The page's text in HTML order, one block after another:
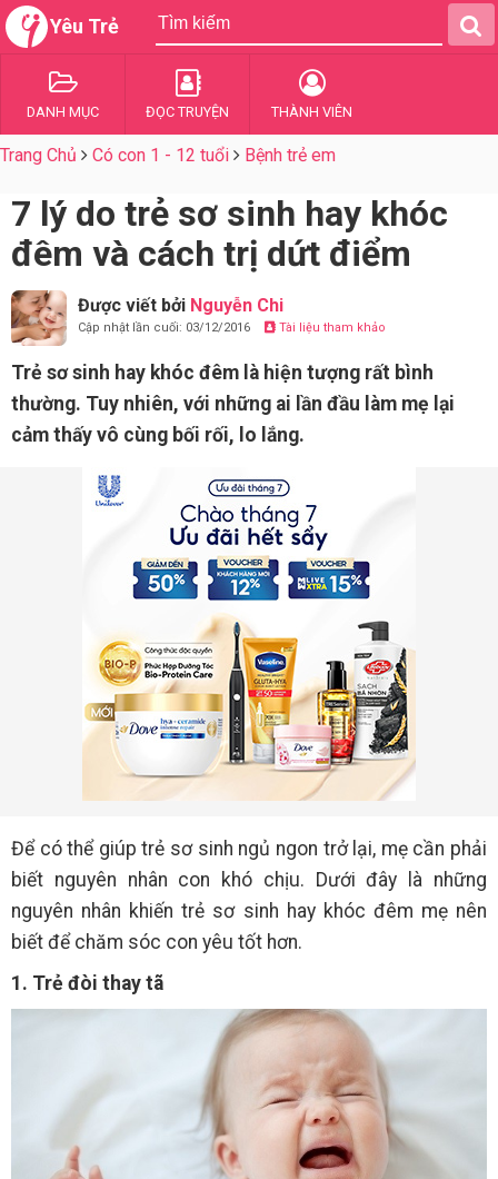
Yêu Trẻ
DANH MỤC ĐỌC TRUYỆN THÀNH VIÊN
Trang Chủ Có con 1 - 12 tuổi Bệnh trẻ em
7 lý do trẻ sơ sinh hay khóc
đêm và cách trị dứt điểm
Được viết bởi Nguyễn Chi
Cập nhật lần cuối: 03/12/2016 Tài liệu tham khảo
Trẻ sơ sinh hay khóc đêm là hiện tượng rất bình
thường. Tuy nhiên, với những ai lần đầu làm mẹ lại
cảm thấy vô cùng bối rối, lo lắng.
Để có thể giúp trẻ sơ sinh ngủ ngon trở lại, mẹ cần phải
biết nguyên nhân con khó chịu. Dưới đây là những
nguyên nhân khiến trẻ sơ sinh hay khóc đêm mẹ nên
biết để chăm sóc con yêu tốt hơn.
1. Trẻ đòi thay tã